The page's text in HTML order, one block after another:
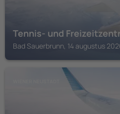
Tennis- und
Bad Sauerbrunn, 14 augustus